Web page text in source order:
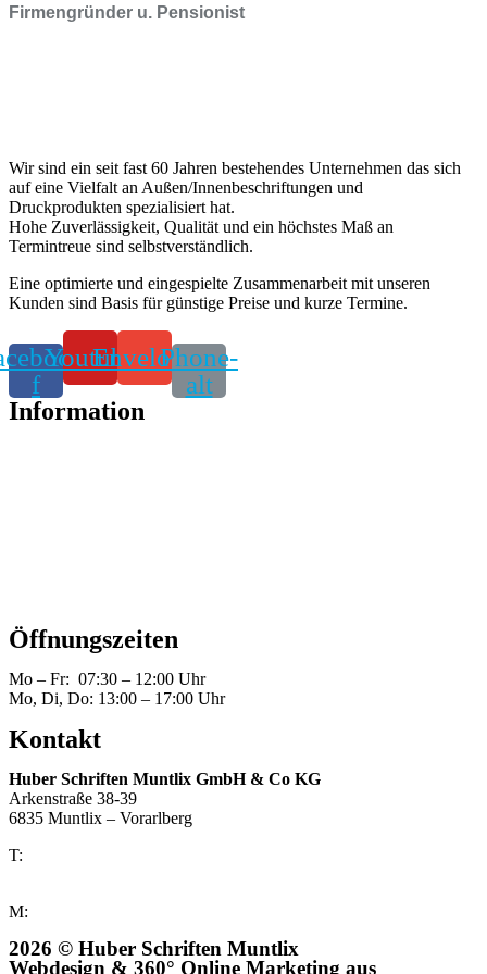
Firmengründer u. Pensionist
Wir sind ein seit fast 60 Jahren bestehendes Unternehmen das sich
auf eine Vielfalt an Außen/Innenbeschriftungen und
Druckprodukten spezialisiert hat.
Hohe Zuverlässigkeit, Qualität und ein höchstes Maß an
Termintreue sind selbstverständlich.
Eine optimierte und eingespielte Zusammenarbeit mit unseren
Kunden sind Basis für günstige Preise und kurze Termine.
f
YoutubeEnvelopePhone-
alt
Information
Öffnungszeiten
Mo – Fr: 07:30 – 12:00 Uhr
Mo, Di, Do: 13:00 – 17:00 Uhr
Kontakt
Huber Schriften Muntlix GmbH & Co KG
Arkenstraße 38-39
6835 Muntlix – Vorarlberg
T:
M:
2026 © Huber Schriften Muntlix
Webdesign & 360° Online Marketing aus